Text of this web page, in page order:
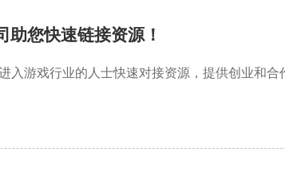
您快速链接资源！
游戏行业的人士快速对接资源，提供创业和合